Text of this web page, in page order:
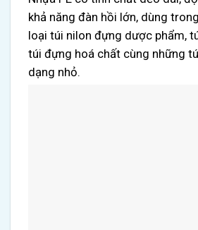
khả năng đàn hồi lớn, dùng
loại túi nilon đựng dược phẩm,
túi đựng hoá chất cùng những
dạng nhỏ.